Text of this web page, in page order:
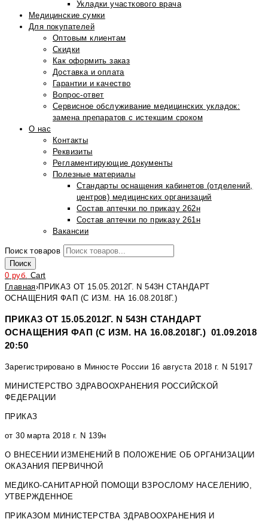
Укладки участкового врача
Медицинские сумки
Для покупателей
Оптовым клиентам
Скидки
Как оформить заказ
Доставка и оплата
Гарантии и качество
Вопрос-ответ
Сервисное обслуживание медицинских укладок:
замена препаратов с истекшим сроком
О нас
Контакты
Реквизиты
Регламентирующие документы
Полезные материалы
Стандарты оснащения кабинетов (отделений,
центров) медицинских организаций
Состав аптечки по приказу 262н
Состав аптечки по приказу 261н
Вакансии
Поиск товаров
Поиск
0 руб. Cart
Главная›ПРИКАЗ ОТ 15.05.2012Г. N 543Н СТАНДАРТ
ОСНАЩЕНИЯ ФАП (С ИЗМ. НА 16.08.2018Г.)
ПРИКАЗ ОТ 15.05.2012Г. N 543Н СТАНДАРТ
ОСНАЩЕНИЯ ФАП (С ИЗМ. НА 16.08.2018Г.) 01.09.2018
20:50
Зарегистрировано в Минюсте России 16 августа 2018 г. N 51917
МИНИСТЕРСТВО ЗДРАВООХРАНЕНИЯ РОССИЙСКОЙ
ФЕДЕРАЦИИ
ПРИКАЗ
от 30 марта 2018 г. N 139н
О ВНЕСЕНИИ ИЗМЕНЕНИЙ В ПОЛОЖЕНИЕ ОБ ОРГАНИЗАЦИИ
ОКАЗАНИЯ ПЕРВИЧНОЙ
МЕДИКО-САНИТАРНОЙ ПОМОЩИ ВЗРОСЛОМУ НАСЕЛЕНИЮ,
УТВЕРЖДЕННОЕ
ПРИКАЗОМ МИНИСТЕРСТВА ЗДРАВООХРАНЕНИЯ И